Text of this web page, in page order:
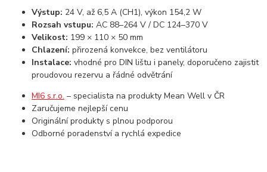
Výstup: 24 V, až 6,5 A (CH1), výkon 154,2 W
Rozsah vstupu: AC 88–264 V / DC 124–370 V
Velikost: 199 × 110 × 50 mm
Chlazení: přirozená konvekce, bez ventilátoru
Instalace: vhodné pro DIN lištu i panely, doporučeno zajistit
proudovou rezervu a řádné odvětrání
MI6 s.r.o. – specialista na produkty Mean Well v ČR
Zaručujeme nejlepší cenu
Originální produkty s plnou podporou
Odborné poradenství a rychlá expedice